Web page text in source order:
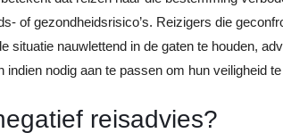
of gezondheidsrisico’s. Reizigers die
situatie nauwlettend in de gaten te houden,
indien nodig aan te passen om hun veiligheid
reisadvies?